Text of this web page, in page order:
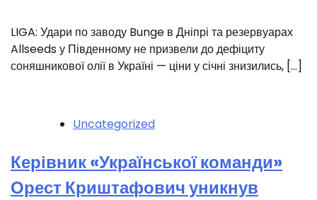
LIGA: Удари по заводу Bunge в Дніпрі та резервуарах
Allseeds у Південному не призвели до дефіциту
соняшникової олії в Україні — ціни у січні знизились, […]
Uncategorized
Керівник «Української команди»
Орест Криштафович уникнув